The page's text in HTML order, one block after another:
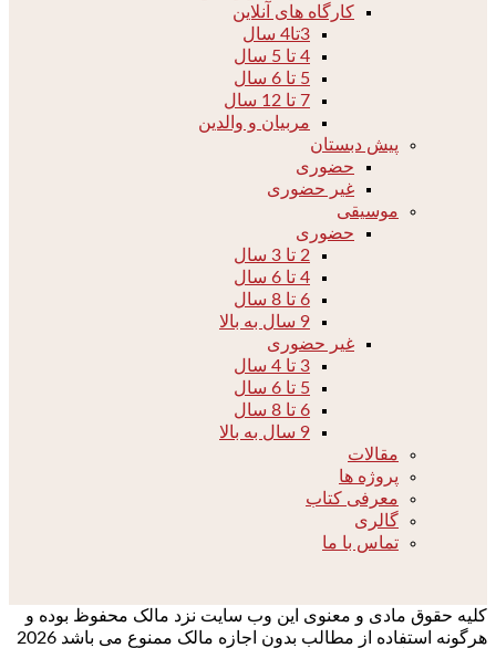
کارگاه های آنلاین
3تا4 سال
4 تا 5 سال
5 تا 6 سال
7 تا 12 سال
مربیان و والدین
پیش دبستان
حضوری
غیر حضوری
موسیقی
حضوری
2 تا 3 سال
4 تا 6 سال
6 تا 8 سال
9 سال به بالا
غیر حضوری
3 تا 4 سال
5 تا 6 سال
6 تا 8 سال
9 سال به بالا
مقالات
پروژه ها
معرفی کتاب
گالری
تماس با ما
کلیه حقوق مادی و معنوی این وب سایت نزد مالک محفوظ بوده و
هرگونه استفاده از مطالب بدون اجازه مالک ممنوع می باشد 2026